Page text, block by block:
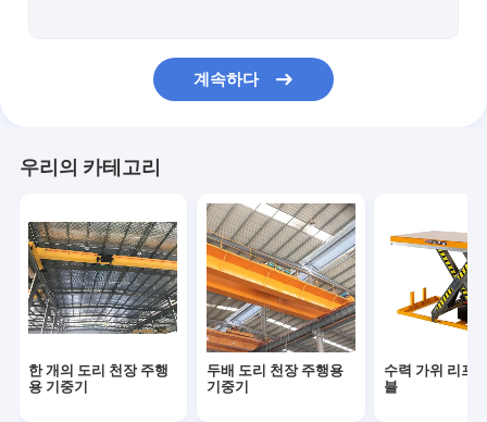
전기 이송 카트
전기 윈치
항구 문형 크레인
유압권 양식 작업대
다리 설치 기계
계속하다
우리의 카테고리
한 개의 도리 천장 주행
용 기중기
두배 도리 천장 주행용
기중기
수력 가위 리프
블